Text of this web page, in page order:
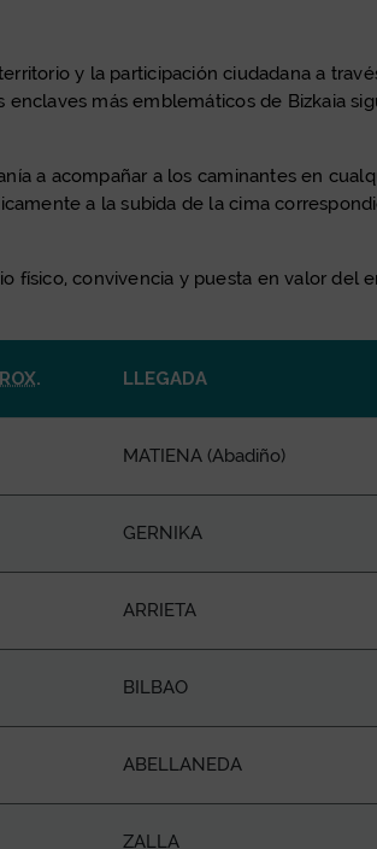
y la participación ciudadana a
más emblemáticos de Bizkaia
a acompañar a los caminantes en
a la subida de la cima
físico, convivencia y puesta en valor del
. LLEGADA
MATIENA (Abadiño)
GERNIKA
ARRIETA
BILBAO
ABELLANEDA
ZALLA